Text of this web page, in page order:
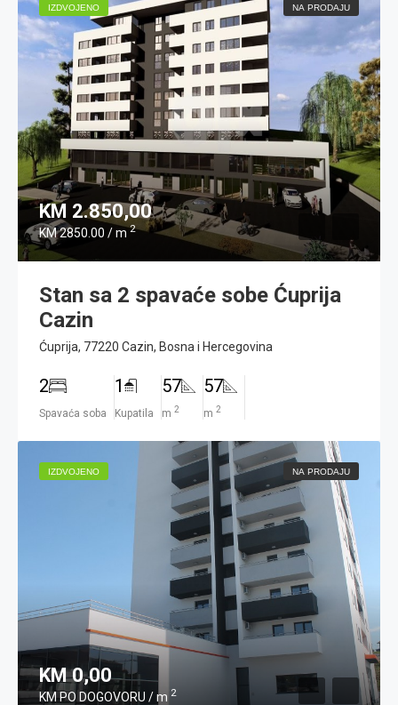
IZDVOJENO NA PRODAJU
KM 2.850,00
KM 2850.00 / m 2
Stan sa 2 spavaće sobe Ćuprija
Cazin
Ćuprija, 77220 Cazin, Bosna i Hercegovina
2
Spavaća soba
1
Kupatila
57
m 2
57
m 2
IZDVOJENO NA PRODAJU
KM 0,00
KM PO DOGOVORU / m 2